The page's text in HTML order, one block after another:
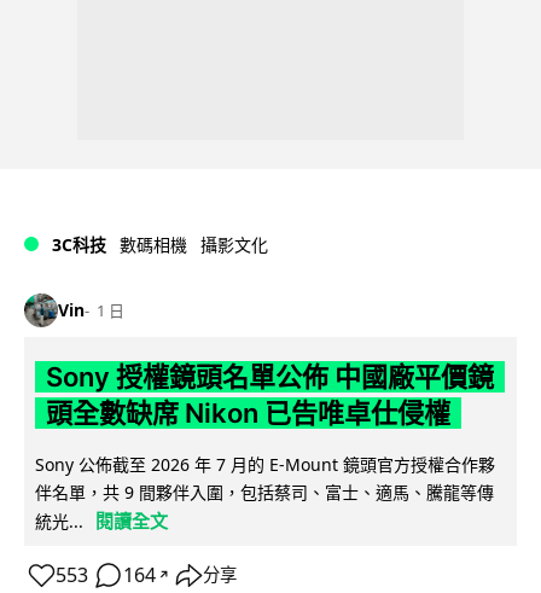
3C科技 數碼相機 攝影文化
Vin 1 日
Sony 授權鏡頭名單公佈 中國廠平價鏡
頭全數缺席 Nikon 已告唯卓仕侵權
Sony 公佈截至 2026 年 7 月的 E-Mount 鏡頭官方授權合作夥
伴名單，共 9 間夥伴入圍，包括蔡司、富士、適馬、騰龍等傳
統光...
閱讀全文
553 164 ↗ 分享